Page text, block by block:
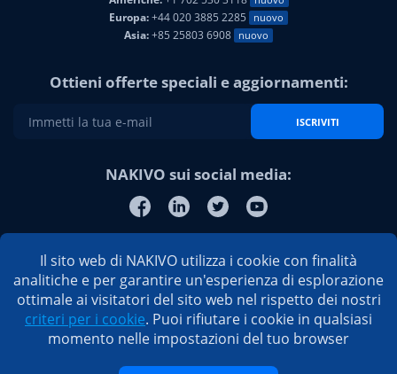
Europa:+44 020 3885 2285 nuovo
Asia:+85 25803 6908 nuovo
Ottieni offerte speciali e aggiornamenti:
ISCRIVITI
NAKIVO sui social media:
Il sito web di NAKIVO utilizza i cookie con finalità
analitiche e per garantire un'esperienza di esplorazione
ottimale ai visitatori del sito web nel rispetto dei nostri
criteri per i cookie. Puoi rifiutare i cookie in qualsiasi
momento nelle impostazioni del tuo browser